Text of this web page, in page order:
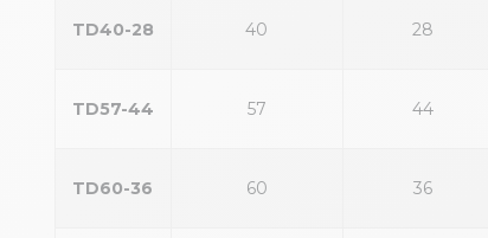
TD40-28 40 28
TD57-44 57 44
TD60-36 60 36